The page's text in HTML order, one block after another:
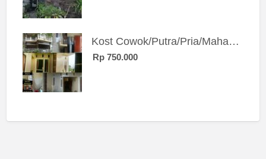
Kost Cowok/Putra/Pria/Mahasiswa/Karyawan SIngle eksklusif bangunan baru
Rp 750.000